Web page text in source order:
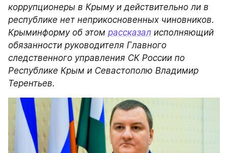
коррупционеры в Крыму и действительно ли в
республике нет неприкосновенных чиновников.
Крыминформу об этом рассказал исполняющий
обязанности руководителя Главного
следственного управления СК России по
Республике Крым и Севастополю Владимир
Терентьев.